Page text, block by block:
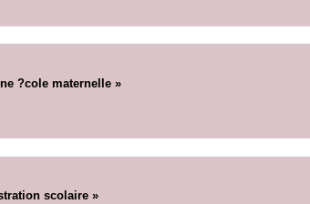
?cole maternelle »
scolaire »